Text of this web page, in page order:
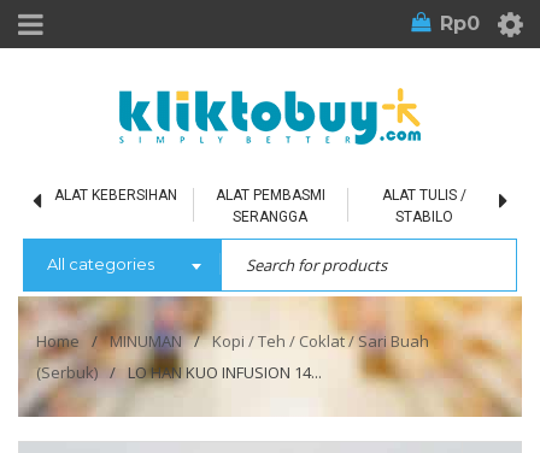
Rp0
ALAT KEBERSIHAN
ALAT PEMBASMI
SERANGGA
ALAT TULIS /
STABILO
All categories
Home / MINUMAN /
Kopi / Teh / Coklat / Sari Buah
(Serbuk) / LO HAN KUO INFUSION 14...